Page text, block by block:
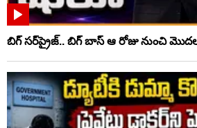
బిగ్ సర్‌ప్రైజ్‌.. బిగ్ బాస్‌ ఆ రోజు నుంచి